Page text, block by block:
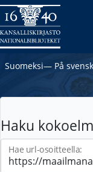
Suomeksi― På
Haku
Hae url-osoitteella: